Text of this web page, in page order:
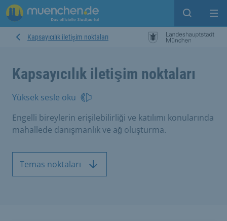
Open
Kapsayıcılık iletişim noktaları
Kapsayıcılık iletişim noktaları
Yüksek sesle oku
Engelli bireylerin erişilebilirliği ve katılımı konularında
mahallede danışmanlık ve ağ oluşturma.
Temas noktaları